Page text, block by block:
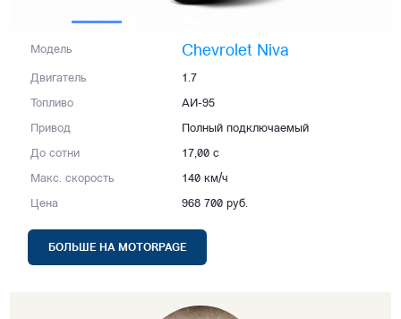
Модель Chevrolet Niva
Двигатель 1.7
Топливо АИ-95
Привод Полный подключаемый
До сотни 17,00 с
Макс. скорость 140 км/ч
Цена 968 700 руб.
БОЛЬШЕ НА MOTORPAGE